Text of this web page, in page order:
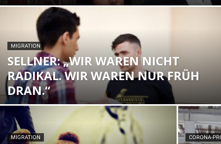
MIGRATION
SELLNER: „WIR WAREN NICHT
RADIKAL. WIR WAREN NUR FRÜH
DRAN.“
MIGRATION CORONA-